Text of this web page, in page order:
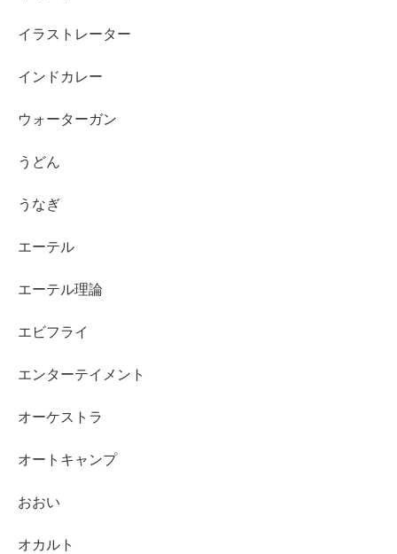
イラストレーター
インドカレー
ウォーターガン
うどん
うなぎ
エーテル
エーテル理論
エビフライ
エンターテイメント
オーケストラ
オートキャンプ
おおい
オカルト